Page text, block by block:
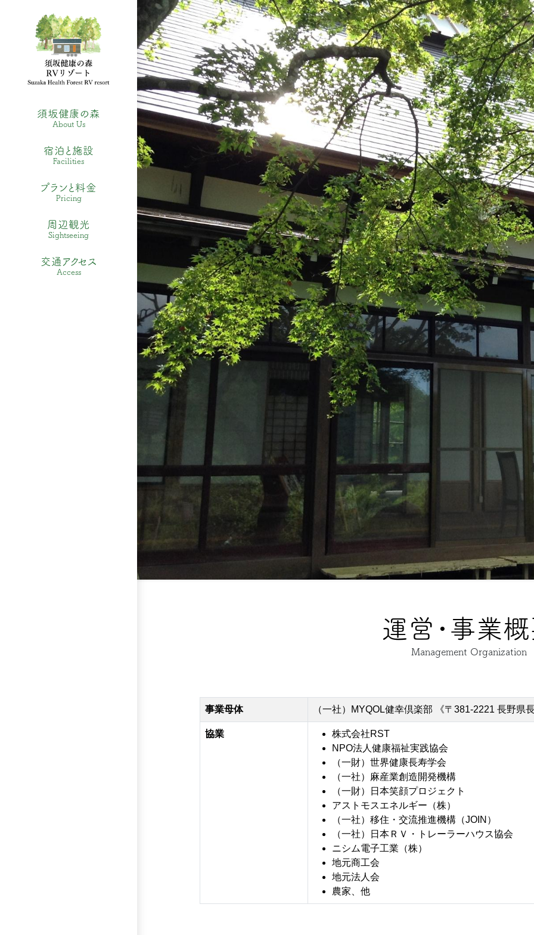
須坂健康の森
About Us
宿泊と施設
Facilities
プランと料金
Pricing
周辺観光
Sightseeing
交通アクセス
Access
運営・事業
Management Organization
事業母体 （一社）MYQOL健幸倶楽部 《〒381-2221 長野県
協業
株式会社RST
NPO法人健康福祉実践協会
（一財）世界健康長寿学会
（一社）麻産業創造開発機構
（一財）日本笑顔プロジェクト
アストモスエネルギー（株）
（一社）移住・交流推進機構（JOIN）
（一社）日本ＲＶ・トレーラーハウス協会
ニシム電子工業（株）
地元商工会
地元法人会
農家、他